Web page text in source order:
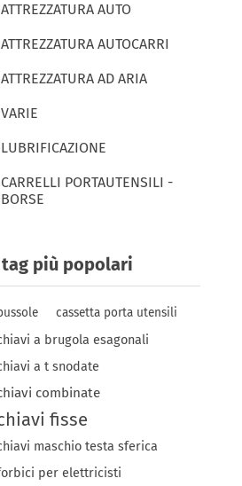
ATTREZZATURA AUTO
ATTREZZATURA AUTOCARRI
ATTREZZATURA AD ARIA
VARIE
LUBRIFICAZIONE
CARRELLI PORTAUTENSILI -
BORSE
più popolari
cassetta porta utensili
a brugola esagonali
a t snodate
combinate
fisse
maschio testa sferica
per elettricisti